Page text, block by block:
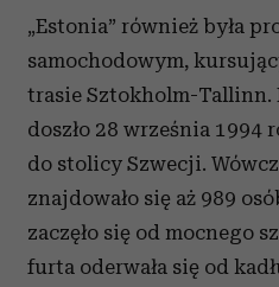
„Estonia” również była
samochodowym,
trasie Sztokholm-Tallinn.
doszło 28 września 1994
do stolicy Szwecji.
znajdowało się aż 989
zaczęło się od mocnego
furta oderwała się od